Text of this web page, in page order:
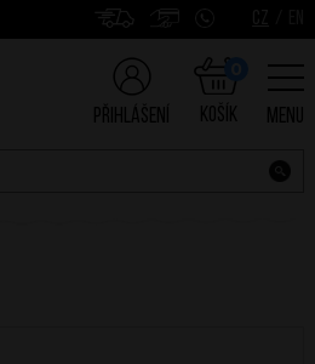
Přihlášení Košík Menu